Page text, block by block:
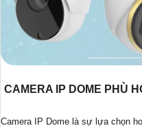
CAMERA IP DOME PHÙ
Camera IP Dome là sự lựa chọn